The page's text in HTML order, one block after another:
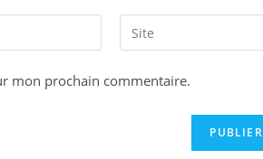
mon prochain commentaire.